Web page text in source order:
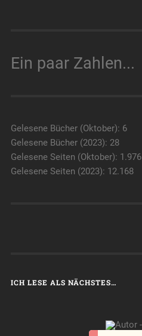
Ein paar Zahlen...
Gelesene Bücher (Oktober): 6
Gelesene Bücher (2023): 28
Gelesene Seiten (Oktober): 1.976
Gelesene Seiten (2023): 12.168
ICH LESE ALS NÄCHSTES…